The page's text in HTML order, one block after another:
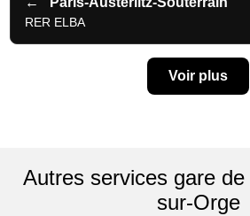
RER ELBA
Voir plus
Autres services gare
sur-Orge